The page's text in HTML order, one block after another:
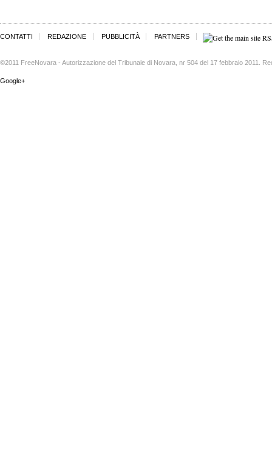
CONTATTI REDAZIONE PUBBLICITÀ PARTNERS
©2011 FreeNovara - Autorizzazione del Tribunale di Novara, nr 504 del 17 febbraio 2011.
Google+